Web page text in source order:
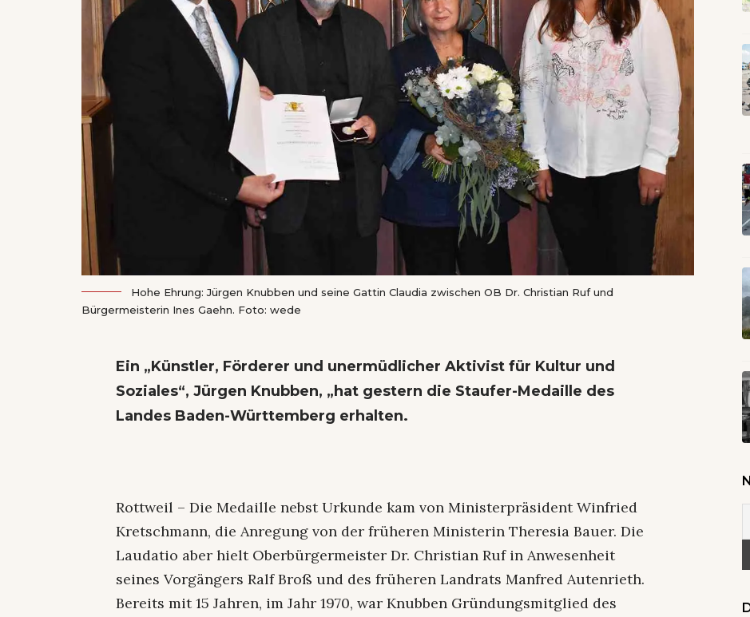
Hohe Ehrung: Jürgen Knubben und seine Gattin Claudia zwischen OB Dr. Christian Ruf und
Bürgermeisterin Ines Gaehn. Foto: wede
Ein „Künstler, Förderer und unermüdlicher Aktivist für Kultur und
Soziales“, Jürgen Knubben, „hat gestern die Staufer-Medaille des
Landes Baden-Württemberg erhalten.
Rottweil – Die Medaille nebst Urkunde kam von Ministerpräsident Winfried
Kretschmann, die Anregung von der früheren Ministerin Theresia Bauer. Die
Laudatio aber hielt Oberbürgermeister Dr. Christian Ruf in Anwesenheit
seines Vorgängers Ralf Broß und des früheren Landrats Manfred Autenrieth.
Bereits mit 15 Jahren, im Jahr 1970, war Knubben Gründungsmitglied des